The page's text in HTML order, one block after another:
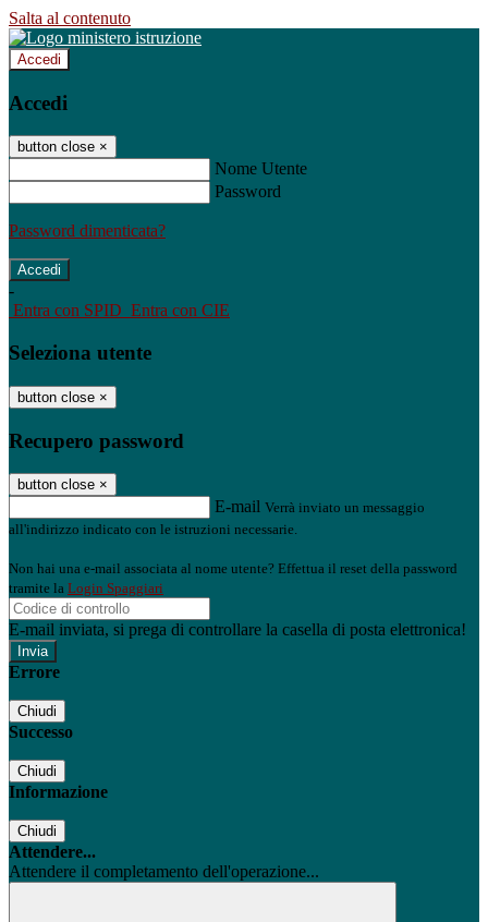
Salta al contenuto
Accedi
Accedi
button close ×
Nome Utente
Password
Password dimenticata?
-
Entra con SPID Entra con CIE
Seleziona utente
button close ×
Recupero password
button close ×
E-mail Verrà inviato un messaggio
all'indirizzo indicato con le istruzioni necessarie.
Non hai una e-mail associata al nome utente? Effettua il reset della password
tramite la Login Spaggiari
E-mail inviata, si prega di controllare la casella di posta elettronica!
Errore
Chiudi
Successo
Chiudi
Informazione
Chiudi
Attendere...
Attendere il completamento dell'operazione...